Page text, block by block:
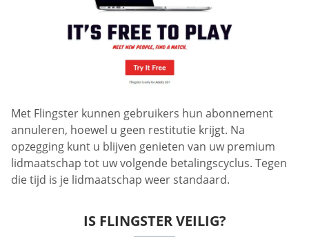
Met Flingster kunnen gebruikers hun abonnement
annuleren, hoewel u geen restitutie krijgt. Na
opzegging kunt u blijven genieten van uw premium
lidmaatschap tot uw volgende betalingscyclus. Tegen
die tijd is je lidmaatschap weer standaard.
IS FLINGSTER VEILIG?